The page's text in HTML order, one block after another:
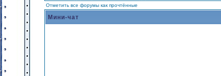
Отметить все форумы как прочтённые
Мини-чат